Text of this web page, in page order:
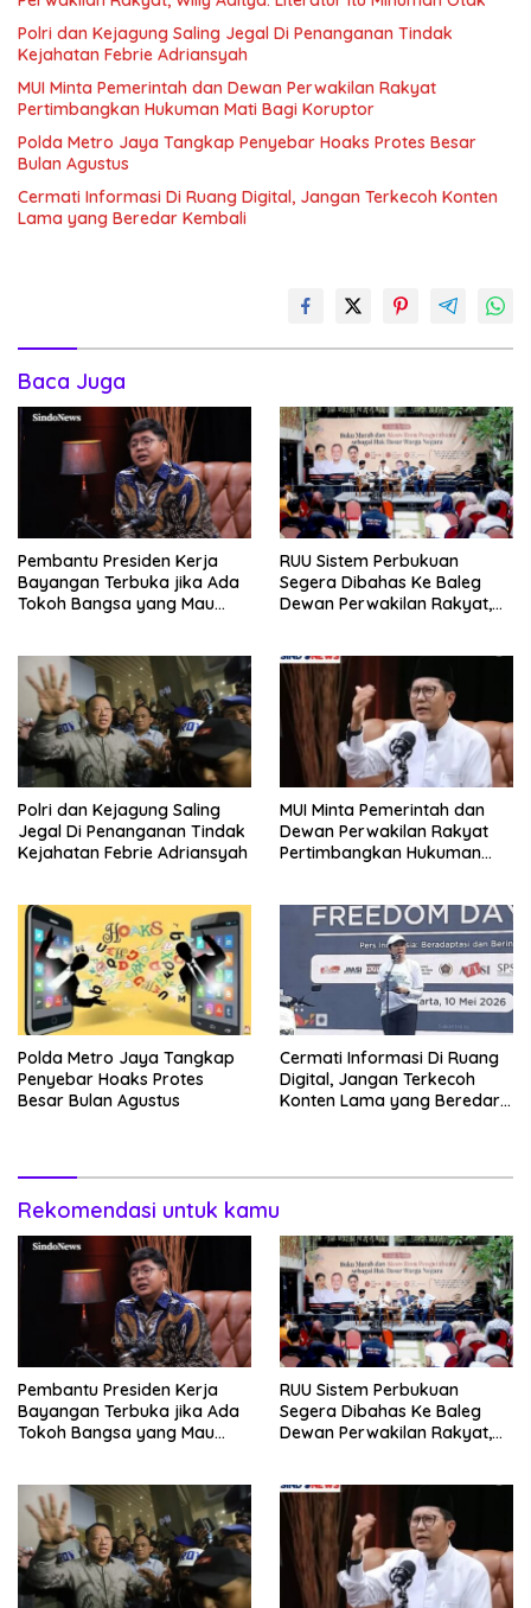
Polri dan Kejagung Saling Jegal Di Penanganan Tindak
Kejahatan Febrie Adriansyah
MUI Minta Pemerintah dan Dewan Perwakilan Rakyat
Pertimbangkan Hukuman Mati Bagi Koruptor
Polda Metro Jaya Tangkap Penyebar Hoaks Protes Besar
Bulan Agustus
Cermati Informasi Di Ruang Digital, Jangan Terkecoh Konten
Lama yang Beredar Kembali
Baca Juga
Pembantu Presiden Kerja
Bayangan Terbuka jika Ada
Tokoh Bangsa yang Mau
RUU Sistem Perbukuan
Segera Dibahas Ke Baleg
Dewan Perwakilan Rakyat,
Polri dan Kejagung Saling
Jegal Di Penanganan Tindak
Kejahatan Febrie Adriansyah
MUI Minta Pemerintah dan
Dewan Perwakilan Rakyat
Pertimbangkan Hukuman
Polda Metro Jaya Tangkap
Penyebar Hoaks Protes
Besar Bulan Agustus
Cermati Informasi Di Ruang
Digital, Jangan Terkecoh
Konten Lama yang Beredar
Rekomendasi untuk kamu
Pembantu Presiden Kerja
Bayangan Terbuka jika Ada
Tokoh Bangsa yang Mau
RUU Sistem Perbukuan
Segera Dibahas Ke Baleg
Dewan Perwakilan Rakyat,